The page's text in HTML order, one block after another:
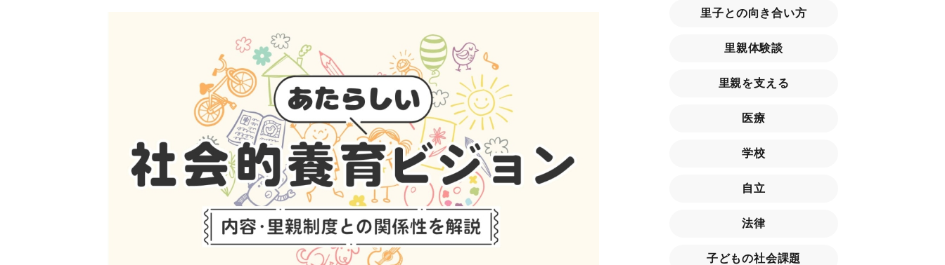
里子との向き合い方
里親体験談
里親を支える
医療
学校
自立
法律
子どもの社会課題